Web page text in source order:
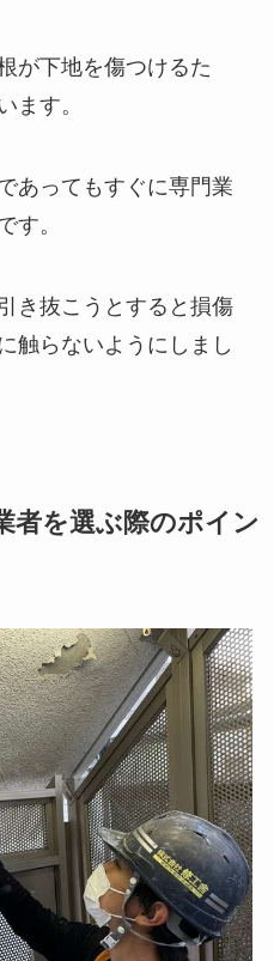
が下地を傷つけるた
ます。
あってもすぐに専門業
す。
き抜こうとすると損傷
触らないようにしまし
者を選ぶ際のポイン